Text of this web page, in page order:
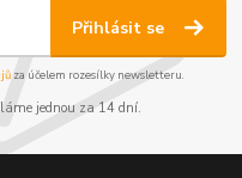
Přihlásit se
za účelem rozesílky newsletteru.
jednou za 14 dní.